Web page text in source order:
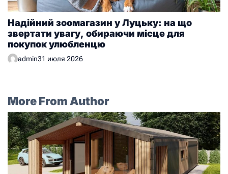
Надійний зоомагазин у Луцьку: на що
звертати увагу, обираючи місце для
покупок улюбленцю
admin31 июля 2026
More From Author